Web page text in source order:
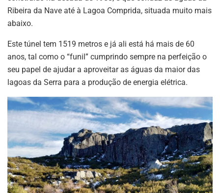
Ribeira da Nave até à Lagoa Comprida, situada muito mais
abaixo.
Este túnel tem 1519 metros e já ali está há mais de 60
anos, tal como o “funil” cumprindo sempre na perfeição o
seu papel de ajudar a aproveitar as águas da maior das
lagoas da Serra para a produção de energia elétrica.